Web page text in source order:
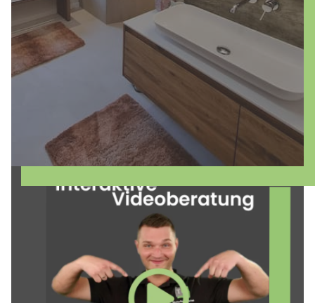
vereint. Machen Sie Ihr Badezimmer zu
einem Ort der Entspannung und
zeitgemäßen Eleganz mit fugenlosem
Design!
mehr erfahren